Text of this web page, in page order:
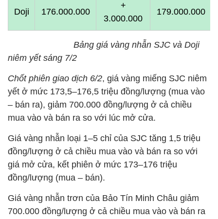
Doji 176.000.000
+
3.000.000
179.000.000
Bảng giá vàng nhẫn SJC và Doji
niêm yết sáng 7/2
Chốt phiên giao dịch 6/2, giá vàng miếng SJC niêm
yết ở mức 173,5–176,5 triệu đồng/lượng (mua vào
– bán ra), giảm 700.000 đồng/lượng ở cả chiều
mua vào và bán ra so với lúc mở cửa.
Giá vàng nhẫn loại 1–5 chỉ của SJC tăng 1,5 triệu
đồng/lượng ở cả chiều mua vào và bán ra so với
giá mở cửa, kết phiên ở mức 173–176 triệu
đồng/lượng (mua – bán).
Giá vàng nhẫn trơn của Bảo Tín Minh Châu giảm
700.000 đồng/lượng ở cả chiều mua vào và bán ra